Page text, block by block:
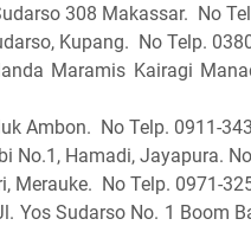
308 Makassar. No
Kupang. No Telp.
Maramis Kairagi
Ambon. No Telp. 0911-
No.1, Hamadi, Jayapura.
Merauke. No Telp. 0971-
Yos Sudarso No. 1 Boom